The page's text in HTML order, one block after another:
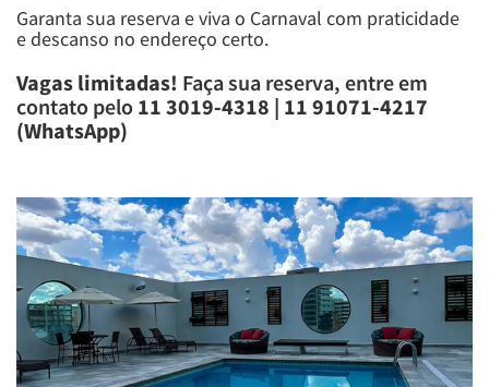
Garanta sua reserva e viva o Carnaval com praticidade
e descanso no endereço certo.
Vagas limitadas! Faça sua reserva, entre em
contato pelo 11 3019-4318 | 11 91071-4217
(WhatsApp)